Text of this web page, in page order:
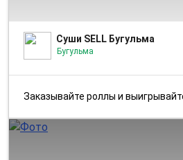
Суши SELL Бугульма
Бугульма
Заказывайте роллы и выигрывайте отдых!